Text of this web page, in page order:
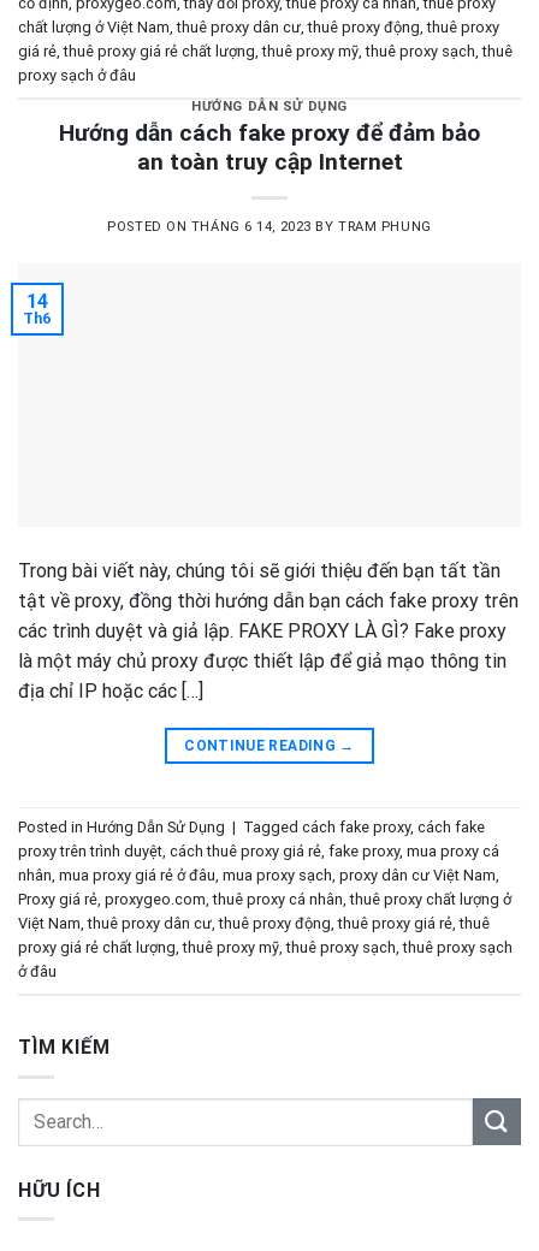
chất lượng ở Việt Nam ,thuê proxy dân cư ,thuê proxy động ,thuê proxy
giá rẻ ,thuê proxy giá rẻ chất lượng ,thuê proxy mỹ ,thuê proxy sạch ,thuê
proxy sạch ở đâu
HƯỚNG DẪN SỬ DỤNG
Hướng dẫn cách fake proxy để đảm bảo
an toàn truy cập Internet
POSTED ON THÁNG 6 14, 2023 BYTRAM PHUNG
14
Th6
Trong bài viết này, chúng tôi sẽ giới thiệu đến bạn tất tần
tật về proxy, đồng thời hướng dẫn bạn cách fake proxy trên
các trình duyệt và giả lập. FAKE PROXY LÀ GÌ? Fake proxy
là một máy chủ proxy được thiết lập để giả mạo thông tin
địa chỉ IP hoặc các […]
CONTINUE READING →
Posted in Hướng Dẫn Sử Dụng | Tagged cách fake proxy, cách fake
proxy trên trình duyệt, cách thuê proxy giá rẻ, fake proxy, mua proxy cá
nhân, mua proxy giá rẻ ở đâu, mua proxy sạch, proxy dân cư Việt Nam,
Proxy giá rẻ, proxygeo.com,thuê proxy cá nhân,thuê proxy chất lượng ở
Việt Nam,thuê proxy dân cư,thuê proxy động,thuê proxy giá rẻ,thuê
proxy giá rẻ chất lượng,thuê proxy mỹ,thuê proxy sạch,thuê proxy sạch
ở đâu
TÌM KIẾM
HỮU ÍCH